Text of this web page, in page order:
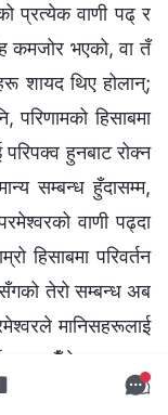
प्रत्येक वाणी पढ् र
कमजोर भएको, वा तँ
शायद थिए होलान्;
हिसाबमा
हुनबाट रोक्न
सम्बन्ध हुँदासम्म,
वाणी पढ्दा
हिसाबमा परिवर्तन
तेरो सम्बन्ध अब
मानिसहरूलाई
तैँले एक पटक
गर्ने काम बन्द